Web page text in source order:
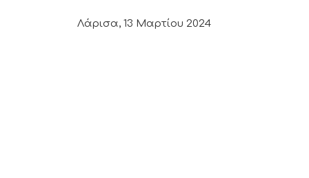
Λάρισα, 13 Μαρτίου 2024